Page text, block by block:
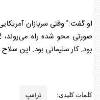
او گفت:" وقتی سربازان
بود. کار سلیمانی بود. این
کلمات کلیدی: ترامپ